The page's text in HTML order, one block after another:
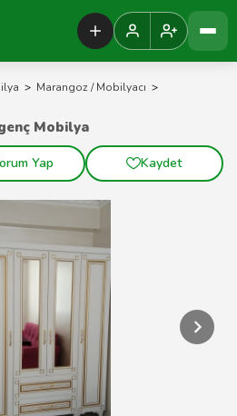
> Marangoz / Mobilyacı >
Mobilya
Yap Kaydet